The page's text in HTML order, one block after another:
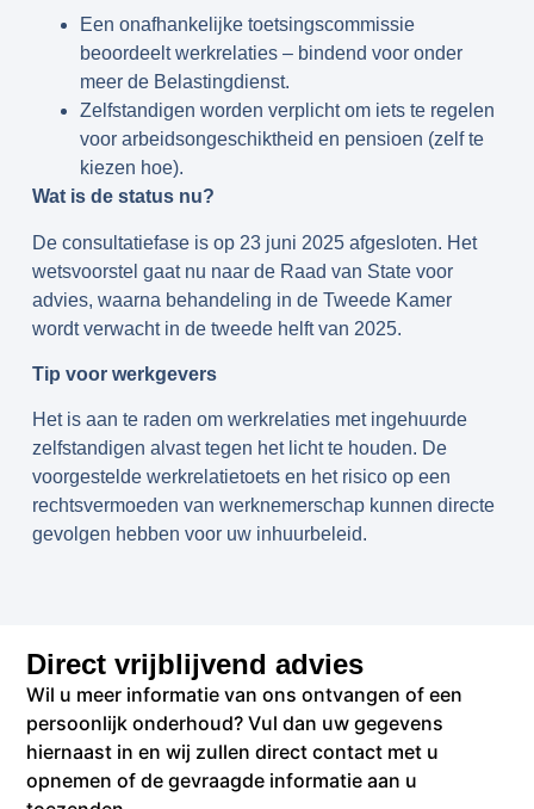
Een onafhankelijke toetsingscommissie
beoordeelt werkrelaties – bindend voor onder
meer de Belastingdienst.
Zelfstandigen worden verplicht om iets te regelen
voor arbeidsongeschiktheid en pensioen (zelf te
kiezen hoe).
Wat is de status nu?
De consultatiefase is op 23 juni 2025 afgesloten. Het
wetsvoorstel gaat nu naar de Raad van State voor
advies, waarna behandeling in de Tweede Kamer
wordt verwacht in de tweede helft van 2025.
Tip voor werkgevers
Het is aan te raden om werkrelaties met ingehuurde
zelfstandigen alvast tegen het licht te houden. De
voorgestelde werkrelatietoets en het risico op een
rechtsvermoeden van werknemerschap kunnen directe
gevolgen hebben voor uw inhuurbeleid.
Direct vrijblijvend advies
Wil u meer informatie van ons ontvangen of een
persoonlijk onderhoud? Vul dan uw gegevens
hiernaast in en wij zullen direct contact met u
opnemen of de gevraagde informatie aan u